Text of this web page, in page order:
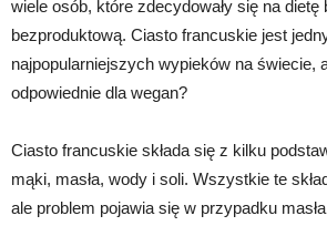
wiele osób, które zdecydowały się na dietę
bezproduktową. Ciasto francuskie jest
najpopularniejszych wypieków na świecie,
odpowiednie dla wegan?
Ciasto francuskie składa się z kilku
mąki, masła, wody i soli. Wszystkie te
ale problem pojawia się w przypadku